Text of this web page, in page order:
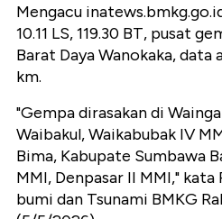
Mengacu
10.11 LS, 119.30 BT, pusat
Barat Daya Wanokaka, data
km.
"Gempa dirasakan di
Waibakul, Waikabubak IV
Bima, Kabupate Sumbawa
MMI, Denpasar II MMI,"
bumi dan Tsunami BMKG